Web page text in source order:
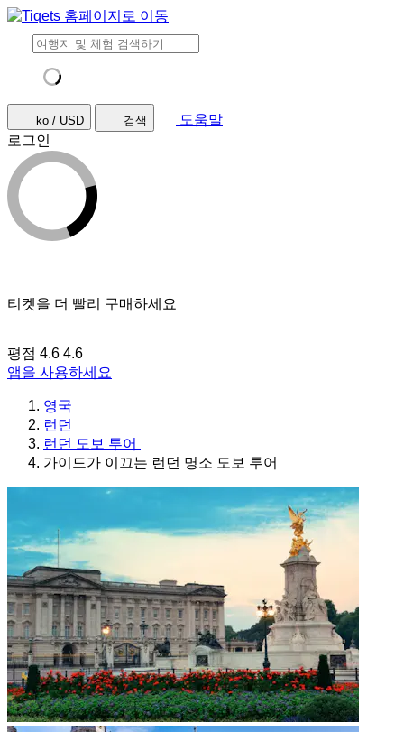
ko / USD 검색
도움말
로그인
티켓을 더 빨리 구매하세요
평점 4.6 4.6
앱을 사용하세요
영국
런던
런던 도보 투어
가이드가 이끄는 런던 명소 도보 투어